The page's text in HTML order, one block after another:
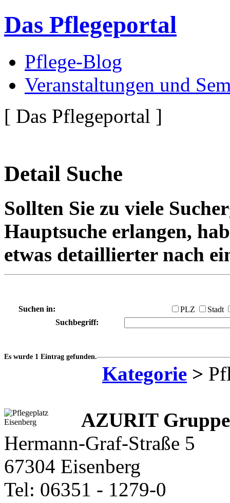
Das Pflegeportal
Pflege-Blog
Veranstaltungen und
[ Das Pflegeportal ]
Detail Suche
Sollten Sie zu viele
Hauptsuche erlangen,
etwas detaillierter nach
Suchen in: PLZ
Stadt
Suchbegriff:
Es wurde 1 Eintrag gefunden.
Kategorie >
AZURIT Gruppe
Hermann-Graf-Straße 5
67304 Eisenberg
Tel: 06351 - 1279-0